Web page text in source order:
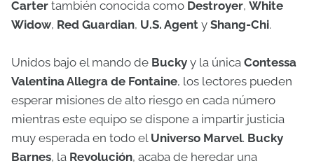
Carter también conocida como Destroyer, White
Widow, Red Guardian, U.S. Agent y Shang-Chi.
Unidos bajo el mando de Bucky y la única Contessa
Valentina Allegra de Fontaine, los lectores pueden
esperar misiones de alto riesgo en cada número
mientras este equipo se dispone a impartir justicia
muy esperada en todo el Universo Marvel. Bucky
Barnes, la Revolución, acaba de heredar una